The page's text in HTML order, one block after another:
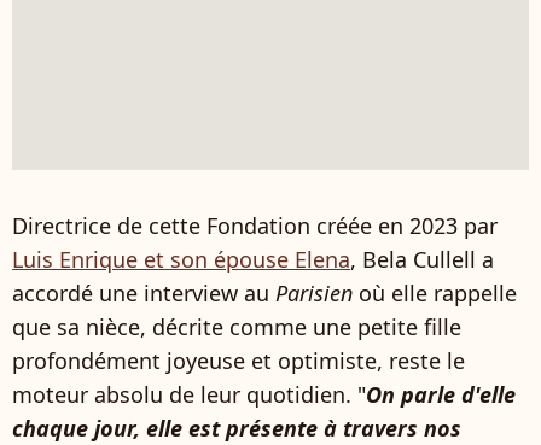
Directrice de cette Fondation créée en 2023 par
Luis Enrique et son épouse Elena, Bela Cullell a
accordé une interview au Parisien où elle rappelle
que sa nièce, décrite comme une petite fille
profondément joyeuse et optimiste, reste le
moteur absolu de leur quotidien. "On parle d'elle
chaque jour, elle est présente à travers nos